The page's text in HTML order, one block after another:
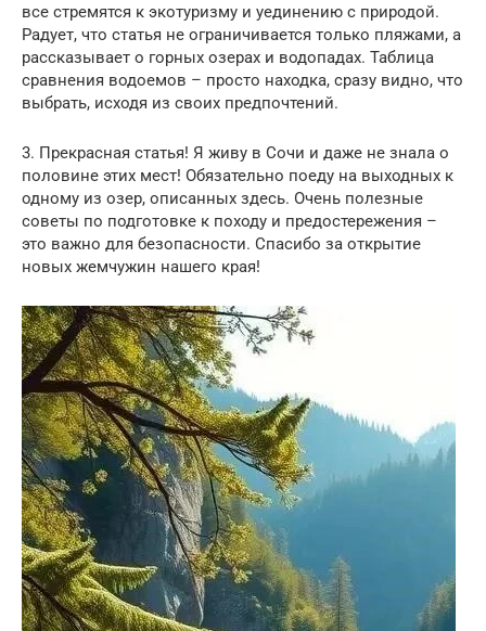
все стремятся к экотуризму и уединению с природой.
Радует, что статья не ограничивается только пляжами, а
рассказывает о горных озерах и водопадах. Таблица
сравнения водоемов – просто находка, сразу видно, что
выбрать, исходя из своих предпочтений.
3. Прекрасная статья! Я живу в Сочи и даже не знала о
половине этих мест! Обязательно поеду на выходных к
одному из озер, описанных здесь. Очень полезные
советы по подготовке к походу и предостережения –
это важно для безопасности. Спасибо за открытие
новых жемчужин нашего края!